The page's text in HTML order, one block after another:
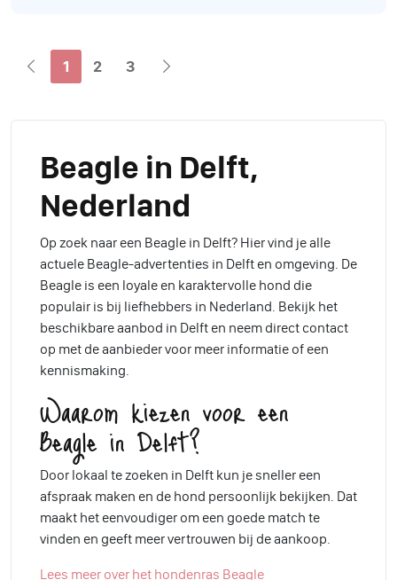
1 2 3
Beagle in Delft,
Nederland
Op zoek naar een Beagle in Delft? Hier vind je alle
actuele Beagle-advertenties in Delft en omgeving. De
Beagle is een loyale en karaktervolle hond die
populair is bij liefhebbers in Nederland. Bekijk het
beschikbare aanbod in Delft en neem direct contact
op met de aanbieder voor meer informatie of een
kennismaking.
Waarom kiezen voor een
Beagle in Delft?
Door lokaal te zoeken in Delft kun je sneller een
afspraak maken en de hond persoonlijk bekijken. Dat
maakt het eenvoudiger om een goede match te
vinden en geeft meer vertrouwen bij de aankoop.
Lees meer over het hondenras Beagle